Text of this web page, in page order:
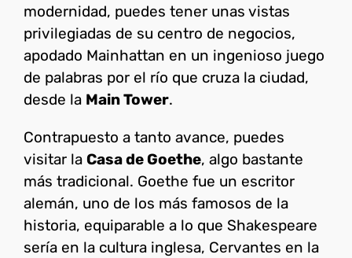
modernidad, puedes tener unas vistas
privilegiadas de su centro de negocios,
apodado Mainhattan en un ingenioso juego
de palabras por el río que cruza la ciudad,
desde la Main Tower.
Contrapuesto a tanto avance, puedes
visitar la Casa de Goethe, algo bastante
más tradicional. Goethe fue un escritor
alemán, uno de los más famosos de la
historia, equiparable a lo que Shakespeare
sería en la cultura inglesa, Cervantes en la